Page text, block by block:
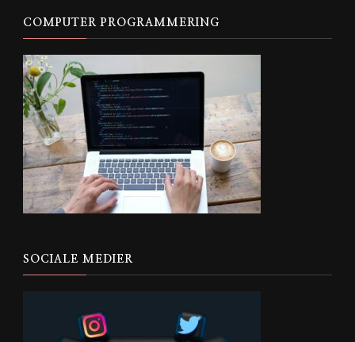
COMPUTER PROGRAMMERING
SOCIALE MEDIER